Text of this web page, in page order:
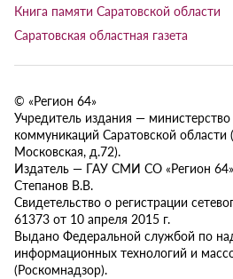
Книга памяти Саратовской области
Саратовская областная газета
© «Регион 64»
Учредитель издания —
коммуникаций Саратовской области
Московская, д.72).
Издатель — ГАУ СМИ СО «Регион
Степанов В.В.
Свидетельство о регистрации
61373 от 10 апреля 2015 г.
Выдано Федеральной службой по
информационных технологий и
(Роскомнадзор).